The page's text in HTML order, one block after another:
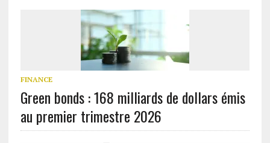
FINANCE
Green bonds : 168 milliards de dollars émis
au premier trimestre 2026